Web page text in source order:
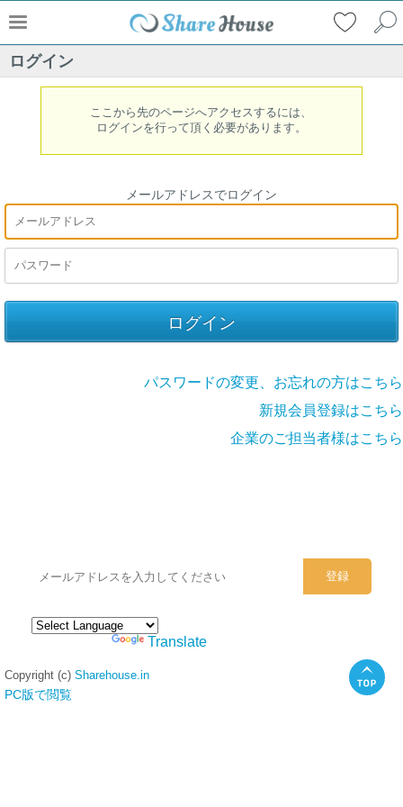
ログイン
ここから先のページへアクセスするには、
ログインを行って頂く必要があります。
メールアドレスでログイン
パスワードの変更、お忘れの方はこちら
新規会員登録はこちら
企業のご担当者様はこちら
Translate
Copyright (c) Sharehouse.in
PC版で閲覧